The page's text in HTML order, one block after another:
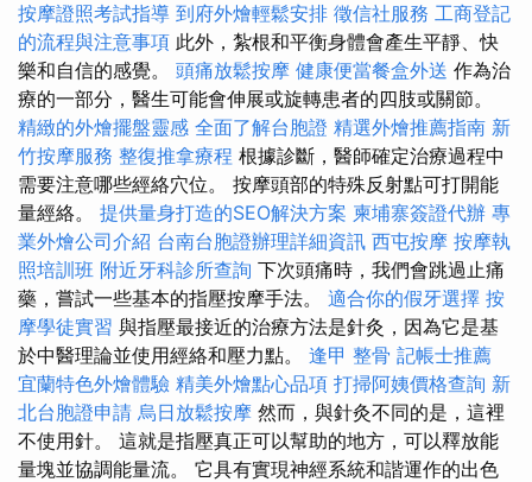
按摩證照考試指導 到府外燴輕鬆安排 徵信社服務 工商登記
的流程與注意事項 此外，紮根和平衡身體會產生平靜、快
樂和自信的感覺。 頭痛放鬆按摩 健康便當餐盒外送 作為治
療的一部分，醫生可能會伸展或旋轉患者的四肢或關節。
精緻的外燴擺盤靈感 全面了解台胞證 精選外燴推薦指南 新
竹按摩服務 整復推拿療程 根據診斷，醫師確定治療過程中
需要注意哪些經絡穴位。 按摩頭部的特殊反射點可打開能
量經絡。 提供量身打造的SEO解決方案 柬埔寨簽證代辦 專
業外燴公司介紹 台南台胞證辦理詳細資訊 西屯按摩 按摩執
照培訓班 附近牙科診所查詢 下次頭痛時，我們會跳過止痛
藥，嘗試一些基本的指壓按摩手法。 適合你的假牙選擇 按
摩學徒實習 與指壓最接近的治療方法是針灸，因為它是基
於中醫理論並使用經絡和壓力點。 逢甲 整骨 記帳士推薦
宜蘭特色外燴體驗 精美外燴點心品項 打掃阿姨價格查詢 新
北台胞證申請 烏日放鬆按摩 然而，與針灸不同的是，這裡
不使用針。 這就是指壓真正可以幫助的地方，可以釋放能
量塊並協調能量流。 它具有實現神經系統和諧運作的出色